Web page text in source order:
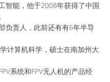
智能，他于2008年获得了中国
负责人，此前还有有6年半导
计算机科学，硕士在南加州大
系统和FPV无人机的产品经